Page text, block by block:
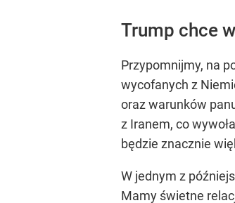
Trump chce
Przypomnijmy, na
wycofanych z
oraz warunków
z Iranem, co
będzie znacznie
W jednym z
Mamy świetne